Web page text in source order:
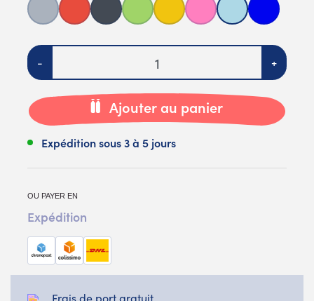
Gris Rouge Noir Vert Jaune Rose Bleu clair Bleu foncé
Quantité
- +
Ajouter au panier
Expédition sous 3 à 5 jours
OU PAYER EN
Expédition
Frais de port gratuit